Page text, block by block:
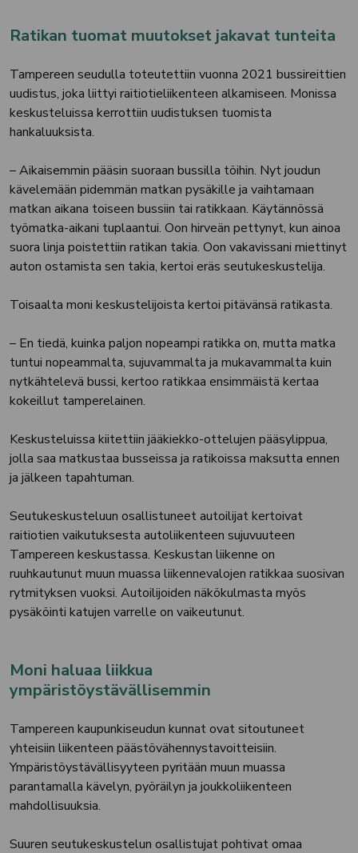
Ratikan tuomat muutokset jakavat tunteita
Tampereen seudulla toteutettiin vuonna 2021 bussireittien
uudistus, joka liittyi raitiotieliikenteen alkamiseen. Monissa
keskusteluissa kerrottiin uudistuksen tuomista
hankaluuksista.
– Aikaisemmin pääsin suoraan bussilla töihin. Nyt joudun
kävelemään pidemmän matkan pysäkille ja vaihtamaan
matkan aikana toiseen bussiin tai ratikkaan. Käytännössä
työmatka-aikani tuplaantui. Oon hirveän pettynyt, kun ainoa
suora linja poistettiin ratikan takia. Oon vakavissani miettinyt
auton ostamista sen takia, kertoi eräs seutukeskustelija.
Toisaalta moni keskustelijoista kertoi pitävänsä ratikasta.
– En tiedä, kuinka paljon nopeampi ratikka on, mutta matka
tuntui nopeammalta, sujuvammalta ja mukavammalta kuin
nytkähtelevä bussi, kertoo ratikkaa ensimmäistä kertaa
kokeillut tamperelainen.
Keskusteluissa kiitettiin jääkiekko-ottelujen pääsylippua,
jolla saa matkustaa busseissa ja ratikoissa maksutta ennen
ja jälkeen tapahtuman.
Seutukeskusteluun osallistuneet autoilijat kertoivat
raitiotien vaikutuksesta autoliikenteen sujuvuuteen
Tampereen keskustassa. Keskustan liikenne on
ruuhkautunut muun muassa liikennevalojen ratikkaa suosivan
rytmityksen vuoksi. Autoilijoiden näkökulmasta myös
pysäköinti katujen varrelle on vaikeutunut.
Moni haluaa liikkua
ympäristöystävällisemmin
Tampereen kaupunkiseudun kunnat ovat sitoutuneet
yhteisiin liikenteen päästövähennystavoitteisiin.
Ympäristöystävällisyyteen pyritään muun muassa
parantamalla kävelyn, pyöräilyn ja joukkoliikenteen
mahdollisuuksia.
Suuren seutukeskustelun osallistujat pohtivat omaa